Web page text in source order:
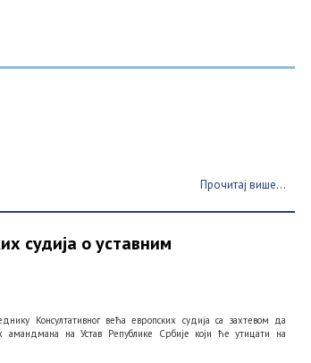
Прочитај више...
судија о уставним
Консултативног већа европских судија са захтевом да
амандмана на Устав Републике Србије који ће утицати на